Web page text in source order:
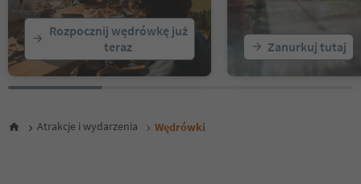
22
23
24
25
26
29
Rozpocznij wędrówkę już
teraz
Zanurkuj tutaj
Atrakcje i wydarzenia Wędrówki